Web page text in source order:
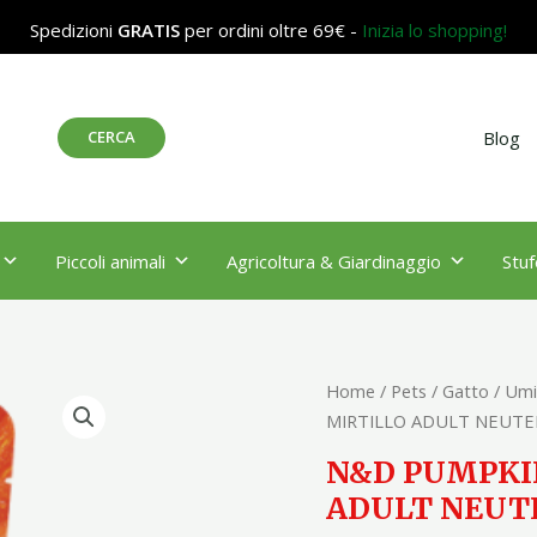
Spedizioni GRATIS per ordini oltre 69€ - Inizia lo shopping!
CERCA Blog
Piccoli animali Agricoltura & Giardinaggio
Home / Pets / Gatto /
MIRTILLO ADULT
N&D
ADULT
N&D
PUMPKIN
AGNELLO
E